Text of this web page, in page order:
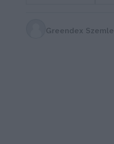
Greendex Szemle